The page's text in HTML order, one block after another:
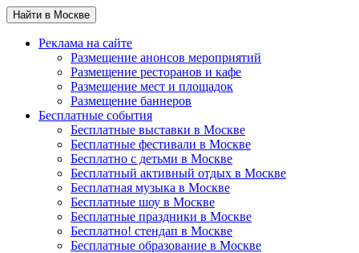
Найти в Москве
Реклама на сайте
Размещение анонсов мероприятий
Размещение ресторанов и кафе
Размещение мест и площадок
Размещение баннеров
Бесплатные события
Бесплатные выставки в Москве
Бесплатные фестивали в Москве
Бесплатно с детьми в Москве
Бесплатный активный отдых в Москве
Бесплатная музыка в Москве
Бесплатные шоу в Москве
Бесплатные праздники в Москве
Бесплатно! стендап в Москве
Бесплатные образование в Москве